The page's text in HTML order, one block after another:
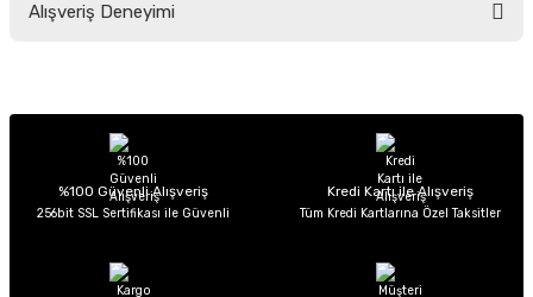
yetersiz gördüğünüz noktaları öneri formunu kullanarak tarafımıza
Ürün açıklamasında eksik bilgiler bulunuyor.
Ürün bilgilerinde hatalar bulunuyor.
Ürün fiyatı diğer sitelerden daha pahalı.
Alışveriş Deneyimi
Sitemize ilk yorumu siz yapın!
%100 Güvenli Alışveriş
256bit SSL Sertifikası ile Güvenli
Kredi Kartı ile Alışveriş
Tüm Kredi Kartlarına Özel Taksitler